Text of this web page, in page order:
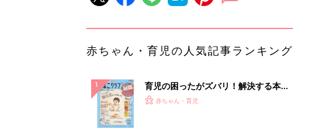
赤ちゃん・育児の人気記事ランキング
育児の困ったがズバリ！解決する本
『ひよこクラブ 秋号』 4カ月～2才
赤ちゃん・育児